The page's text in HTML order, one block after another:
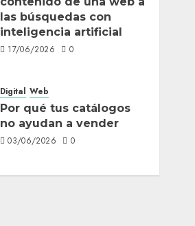
las búsquedas con
inteligencia artificial
17/06/2026 0
Digital Web
Por qué tus catálogos
no ayudan a vender
03/06/2026 0